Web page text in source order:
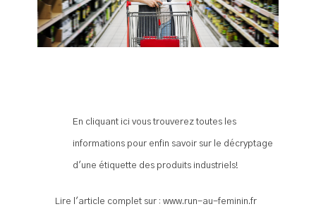
En cliquant ici vous trouverez toutes les
informations pour enfin savoir sur le décryptage
d'une étiquette des produits industriels!
Lire l'article complet sur : www.run-au-feminin.fr